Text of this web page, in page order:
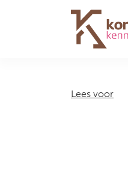
Navigation
Lees voor